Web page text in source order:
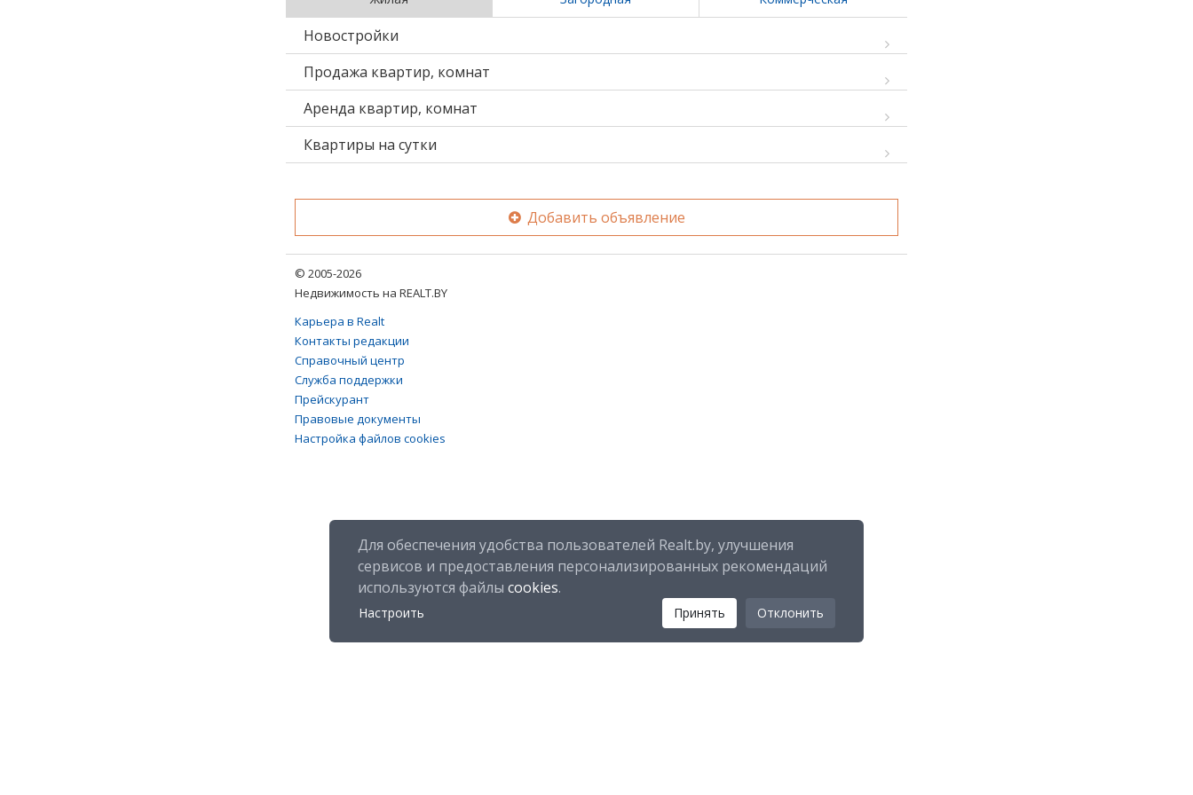
Новостройки
Продажа квартир, комнат
Аренда квартир, комнат
Квартиры на сутки
Добавить объявление
© 2005-2026
Недвижимость на REALT.BY
Карьера в Realt
Контакты редакции
Справочный центр
Служба поддержки
Прейскурант
Правовые документы
Настройка файлов cookies
Для обеспечения удобства пользователей Realt.by, улучшения
сервисов и предоставления персонализированных рекомендаций
используются файлы cookies.
Настроить Принять Отклонить